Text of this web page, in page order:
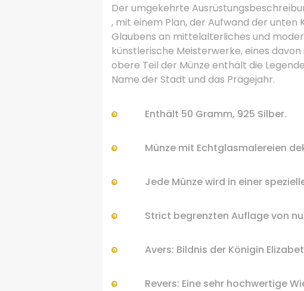
Der umgekehrte
, mit einem Plan, der Aufwand der unten
Glaubens an mittelalterliches und
künstlerische Meisterwerke, eines
obere Teil der Münze enthält die
Name der Stadt und das Prägejahr.
Enthält 50 Gramm, 925 Silber.
Münze mit Echtglasmalereien
Jede Münzewird in einer
Strict begrenzten Auflage von
Avers: Bildnis der Königin
Revers: Eine sehr hochwertige